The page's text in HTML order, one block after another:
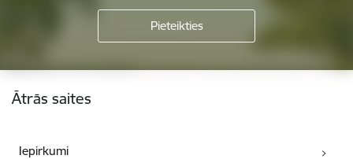
Kājene
Ātrās saites
Iepirkumi